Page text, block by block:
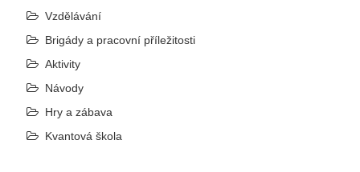
Vzdělávání
Brigády a pracovní příležitosti
Aktivity
Návody
Hry a zábava
Kvantová škola